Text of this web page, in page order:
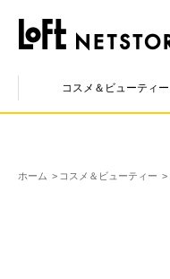
コスメ＆ビューティー
ホーム コスメ＆ビューティー